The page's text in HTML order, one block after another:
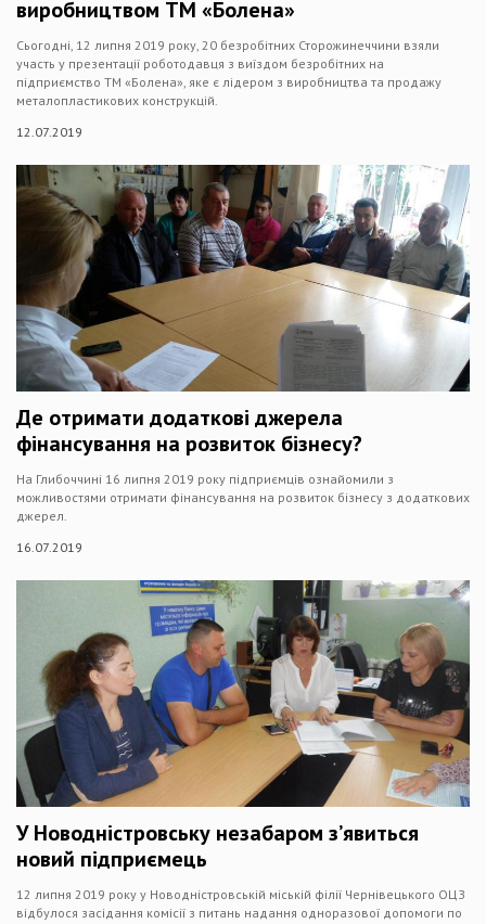
виробництвом ТМ «Болена»
Сьогодні, 12 липня 2019 року, 20 безробітних Сторожинеччини взяли
участь у презентації роботодавця з виїздом безробітних на
підприємство ТМ «Болена», яке є лідером з виробництва та продажу
металопластикових конструкцій.
12.07.2019
Де отримати додаткові джерела
фінансування на розвиток бізнесу?
На Глибоччині 16 липня 2019 року підприємців ознайомили з
можливостями отримати фінансування на розвиток бізнесу з додаткових
джерел.
16.07.2019
У Новодністровську незабаром з’явиться
новий підприємець
12 липня 2019 року у Новодністровській міській філії Чернівецького ОЦЗ
відбулося засідання комісії з питань надання одноразової допомоги по